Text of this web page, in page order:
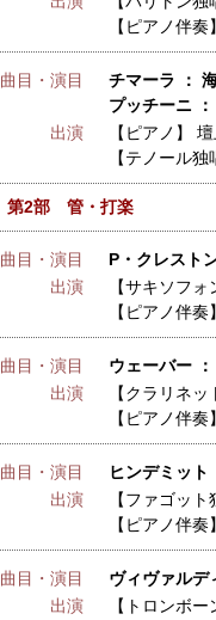
【ピアノ伴奏
曲目・演目
チマーラ ：
プッチーニ
出演
【ピアノ】
【テノール独
第2部 管・打楽
曲目・演目
P・クレスト
出演
【サキソフォ
【ピアノ伴奏
曲目・演目
ウェーバー
出演
【クラリネッ
【ピアノ伴奏
曲目・演目
ヒンデミット
出演
【ファゴット
【ピアノ伴奏
曲目・演目
ヴィヴァル
出演
【トロンボー